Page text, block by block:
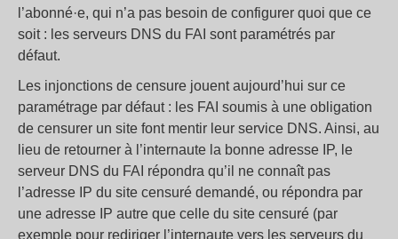
l’abonné·e, qui n’a pas besoin de configurer quoi que ce
soit : les serveurs DNS du FAI sont paramétrés par
défaut.
Les injonctions de censure jouent aujourd’hui sur ce
paramétrage par défaut : les FAI soumis à une obligation
de censurer un site font mentir leur service DNS. Ainsi, au
lieu de retourner à l’internaute la bonne adresse IP, le
serveur DNS du FAI répondra qu’il ne connaît pas
l’adresse IP du site censuré demandé, ou répondra par
une adresse IP autre que celle du site censuré (par
exemple pour rediriger l’internaute vers les serveurs du